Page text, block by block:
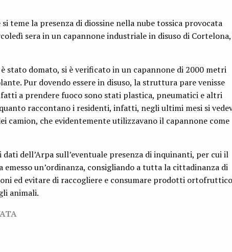
si teme la presenza di diossine nella nube tossica provocata
sera in un capannone industriale in disuso di
è stato domato, si è verificato in un capannone di 2000 metri
Pur dovendo essere in disuso, la struttura pare venisse
a prendere fuoco sono stati plastica, pneumatici e altri
raccontano i residenti, infatti, negli ultimi mesi si
camion, che evidentemente utilizzavano il capannone come
dell’Arpa sull’eventuale presenza di inquinanti, per cui il
emesso un’ordinanza, consigliando a tutta la cittadinanza di
ed evitare di raccogliere e consumare prodotti
animali.